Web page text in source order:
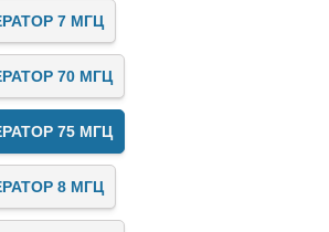
7 МГЦ
70 МГЦ
75 МГЦ
8 МГЦ